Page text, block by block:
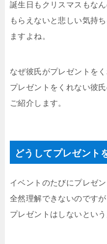
誕生日もクリスマスもな
もらえないと悲しい気持
ますよね。
なぜ彼氏がプレゼントを
プレゼントをくれない彼
ご紹介します。
どうしてプレゼント
イベントのたびにプレゼ
全然理解できないのです
プレゼントはしないという